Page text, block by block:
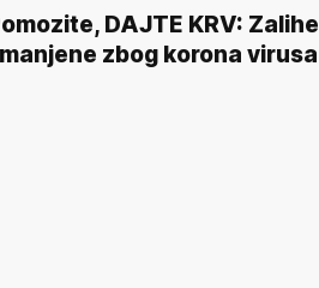
DAJTE KRV: Zalihe
zbog korona virusa